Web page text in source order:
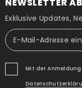
Exklusive Updates,
Mit der